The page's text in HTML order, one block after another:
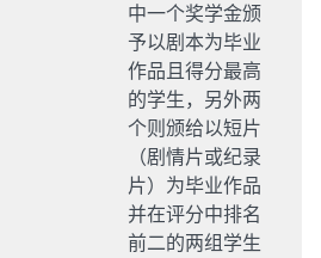
中一个奖学金颁
予以剧本为毕业
作品且得分最高
的学生，另外两
个则颁给以短片
（剧情片或纪录
片）为毕业作品
并在评分中排名
前二的两组学生